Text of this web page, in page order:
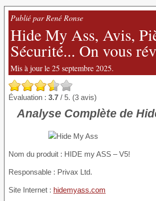
Publié par René Ronse
Hide My Ass, Avis,
Sécurité... On vous
Mis à jour le 25 septembre 2025.
Évaluation : 3.7 / 5. (3 avis)
Analyse Complète de
Nom du produit : HIDE my ASS – V5!
Responsable : Privax Ltd.
Site Internet : hidemyass.com